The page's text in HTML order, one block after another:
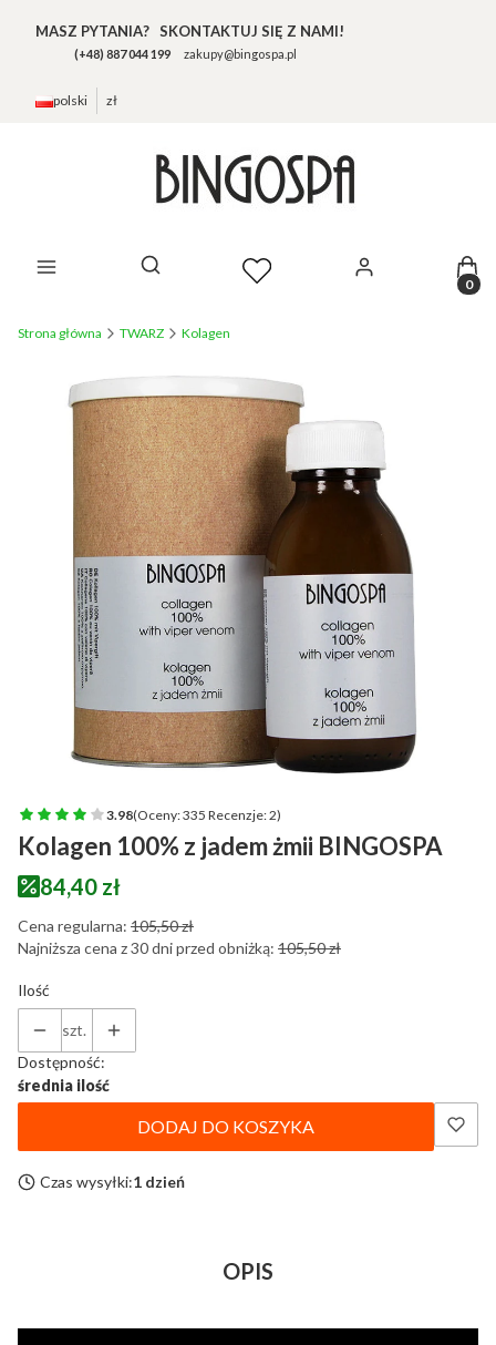
MASZ PYTANIA? SKONTAKTUJ SIĘ Z NAMI!
(+48) 887 044 199 zakupy@bingospa.pl
polski zł
Otwórz wyszukiwarkę
Strona główna TWARZ Kolagen
3.98(Oceny: 335 Recenzje: 2)
Kolagen 100% z jadem żmii BINGOSPA
84,40 zł
Cena regularna: 105,50 zł
Najniższa cena z 30 dni przed obniżką: 105,50 zł
Ilość
szt.
Dostępność:
średnia ilość
DODAJ DO KOSZYKA
Czas wysyłki:1 dzień
OPIS